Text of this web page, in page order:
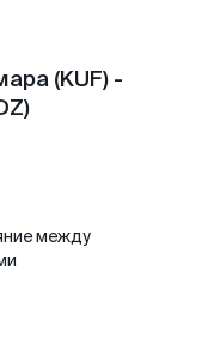
(KUF) -
между